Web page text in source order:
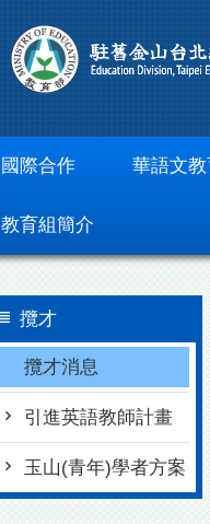
國際合作 華語文
教育組簡介
攬才
攬才消息
引進英語教師計畫
玉山(青年)學者方案